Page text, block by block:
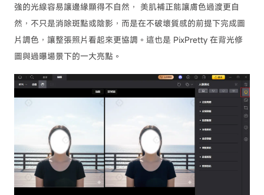
強的光線容易讓邊緣顯得不自然， 美肌補正能讓膚色過渡更自
然，不只是消除斑點或陰影，而是在不破壞質感的前提下完成圖
片調色，讓整張照片看起來更協調。這也是 PixPretty 在背光修
圖與過曝場景下的一大亮點。